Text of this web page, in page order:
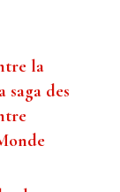
la
des